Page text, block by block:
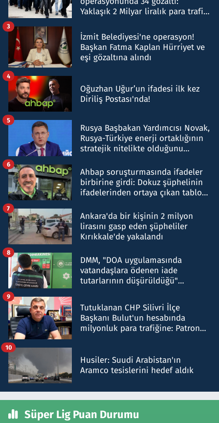
Yaklaşık 2 Milyar liralık para trafiği
İzmit Belediyesi'ne operasyon!
Başkan Fatma Kaplan Hürriyet ve
eşi gözaltına alındı
3
Oğuzhan Uğur’un ifadesi ilk kez
Diriliş Postası'nda!
4
Rusya Başbakan Yardımcısı Novak,
Rusya-Türkiye enerji ortaklığının
stratejik nitelikte olduğunu
5
Ahbap soruşturmasında ifadeler
birbirine girdi: Dokuz şüphelinin
ifadelerinden ortaya çıkan tablo
6
Ankara'da bir kişinin 2 milyon
lirasını gasp eden şüpheliler
Kırıkkale'de yakalandı
7
DMM, "DOA uygulamasında
vatandaşlara ödenen iade
tutarlarının düşürüldüğü"
8
Tutuklanan CHP Silivri İlçe
Başkanı Bulut'un hesabında
milyonluk para trafiğine: Patron
9
Husiler: Suudi Arabistan'ın
Aramco tesislerini hedef aldık
10
Süper Lig Puan Durumu